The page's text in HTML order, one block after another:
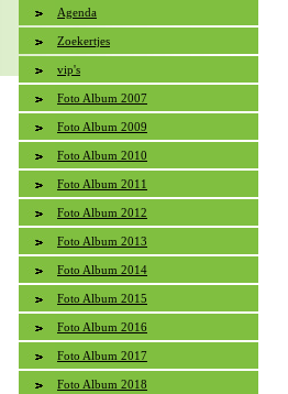
Agenda
Zoekertjes
vip's
Foto Album 2007
Foto Album 2009
Foto Album 2010
Foto Album 2011
Foto Album 2012
Foto Album 2013
Foto Album 2014
Foto Album 2015
Foto Album 2016
Foto Album 2017
Foto Album 2018